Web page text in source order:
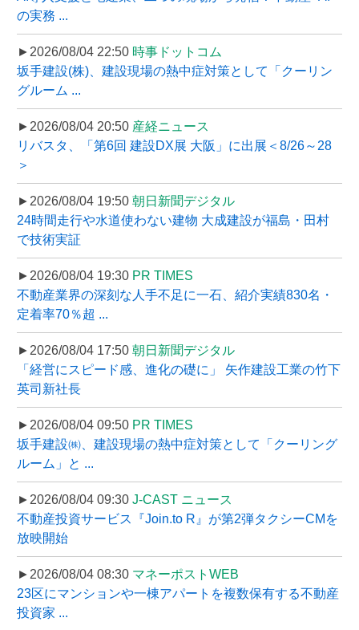
の実務 ...
►2026/08/04 22:50 時事ドットコム
坂手建設(株)、建設現場の熱中症対策として「クーリン
グルーム ...
►2026/08/04 20:50 産経ニュース
リバスタ、「第6回 建設DX展 大阪」に出展＜8/26～28
＞
►2026/08/04 19:50 朝日新聞デジタル
24時間走行や水道使わない建物 大成建設が福島・田村
で技術実証
►2026/08/04 19:30 PR TIMES
不動産業界の深刻な人手不足に一石、紹介実績830名・
定着率70％超 ...
►2026/08/04 17:50 朝日新聞デジタル
「経営にスピード感、進化の礎に」 矢作建設工業の竹下
英司新社長
►2026/08/04 09:50 PR TIMES
坂手建設㈱、建設現場の熱中症対策として「クーリング
ルーム」と ...
►2026/08/04 09:30 J-CAST ニュース
不動産投資サービス『Join.to R』が第2弾タクシーCMを
放映開始
►2026/08/04 08:30 マネーポストWEB
23区にマンションや一棟アパートを複数保有する不動産
投資家 ...